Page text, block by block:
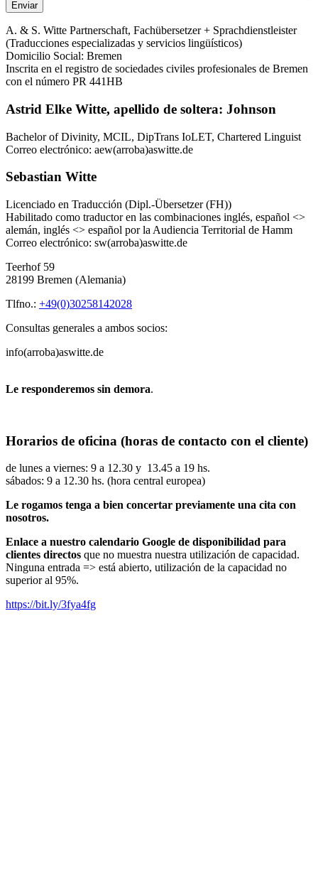
A. & S. Witte Partnerschaft, Fachübersetzer + Sprachdienstleister
(Traducciones especializadas y servicios lingüísticos)
Domicilio Social: Bremen
Inscrita en el registro de sociedades civiles profesionales de Bremen
con el número PR 441HB
Astrid Elke Witte, apellido de soltera: Johnson
Bachelor of Divinity, MCIL, DipTrans IoLET, Chartered Linguist
Correo electrónico: aew(arroba)aswitte.de
Sebastian Witte
Licenciado en Traducción (Dipl.-Übersetzer (FH))
Habilitado como traductor en las combinaciones inglés, español <>
alemán, inglés <> español por la Audiencia Territorial de Hamm
Correo electrónico: sw(arroba)aswitte.de
Teerhof 59
28199 Bremen (Alemania)
Tlfno.: +49(0)30258142028
Consultas generales a ambos socios:
info(arroba)aswitte.de
Le responderemos sin demora.
Horarios de oficina (horas de contacto con el cliente)
de lunes a viernes: 9 a 12.30 y 13.45 a 19 hs.
sábados: 9 a 12.30 hs. (hora central europea)
Le rogamos tenga a bien concertar previamente una cita con
nosotros.
Enlace a nuestro calendario Google de disponibilidad para
clientes directos que no muestra nuestra utilización de capacidad.
Ninguna entrada => está abierto, utilización de la capacidad no
superior al 95%.
https://bit.ly/3fya4fg